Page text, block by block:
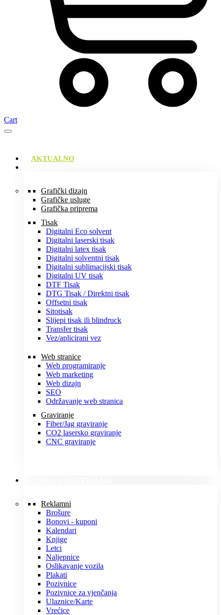
Cart
AKTUALNO
Grafički dizajn
Grafičke usluge
Grafička priprema
Tisak
Digitalni Eco solvent
Digitalni laserski tisak
Digitalni latex tisak
Digitalni solventni tisak
Digitalni sublimacijski tisak
Digitalni UV tisak
DTF Tisak
DTG Tisak / Direktni tisak
Offsetni tisak
Sitotisak
Slijepi tisak ili blindruck
Transfer tisak
Vez/aplicirani vez
Web stranice
Web programiranje
Web marketing
Web dizajn
SEO
Održavanje web stranica
Graviranje
Fiber/Jag graviranje
CO2 lasersko graviranje
CNC graviranje
Reklamni
Brošure
Bonovi - kuponi
Kalendari
Knjige
Letci
Naljepnice
Oslikavanje vozila
Plakati
Pozivnice
Pozivnice za vjenčanja
Ulaznice/Karte
Vrećice